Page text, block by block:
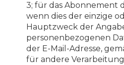
3; für das Abonnement
wenn dies der einzige
Hauptzweck der
personenbezogenen
der E-Mail-Adresse,
für andere